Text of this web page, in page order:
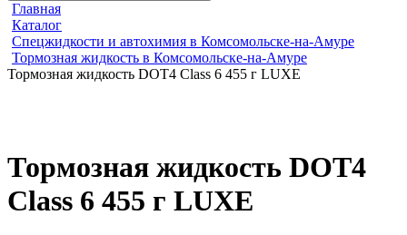
Главная
Каталог
Спецжидкости и автохимия в Комсомольске-на-Амуре
Тормозная жидкость в Комсомольске-на-Амуре
Тормозная жидкость DOT4 Class 6 455 г LUXE
Тормозная жидкость DOT4
Class 6 455 г LUXE